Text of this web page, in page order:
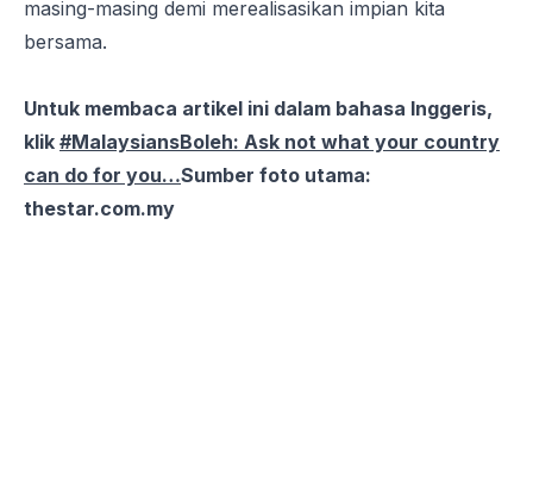
masing-masing demi merealisasikan impian kita
bersama.
Untuk membaca artikel ini dalam bahasa Inggeris,
klik #MalaysiansBoleh: Ask not what your country
can do for you…Sumber foto utama:
thestar.com.my